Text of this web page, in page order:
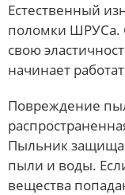
Естественный
поломки ШРУСа.
свою
начинает
Повреждение
Пыльник
пыли и воды.
вещества